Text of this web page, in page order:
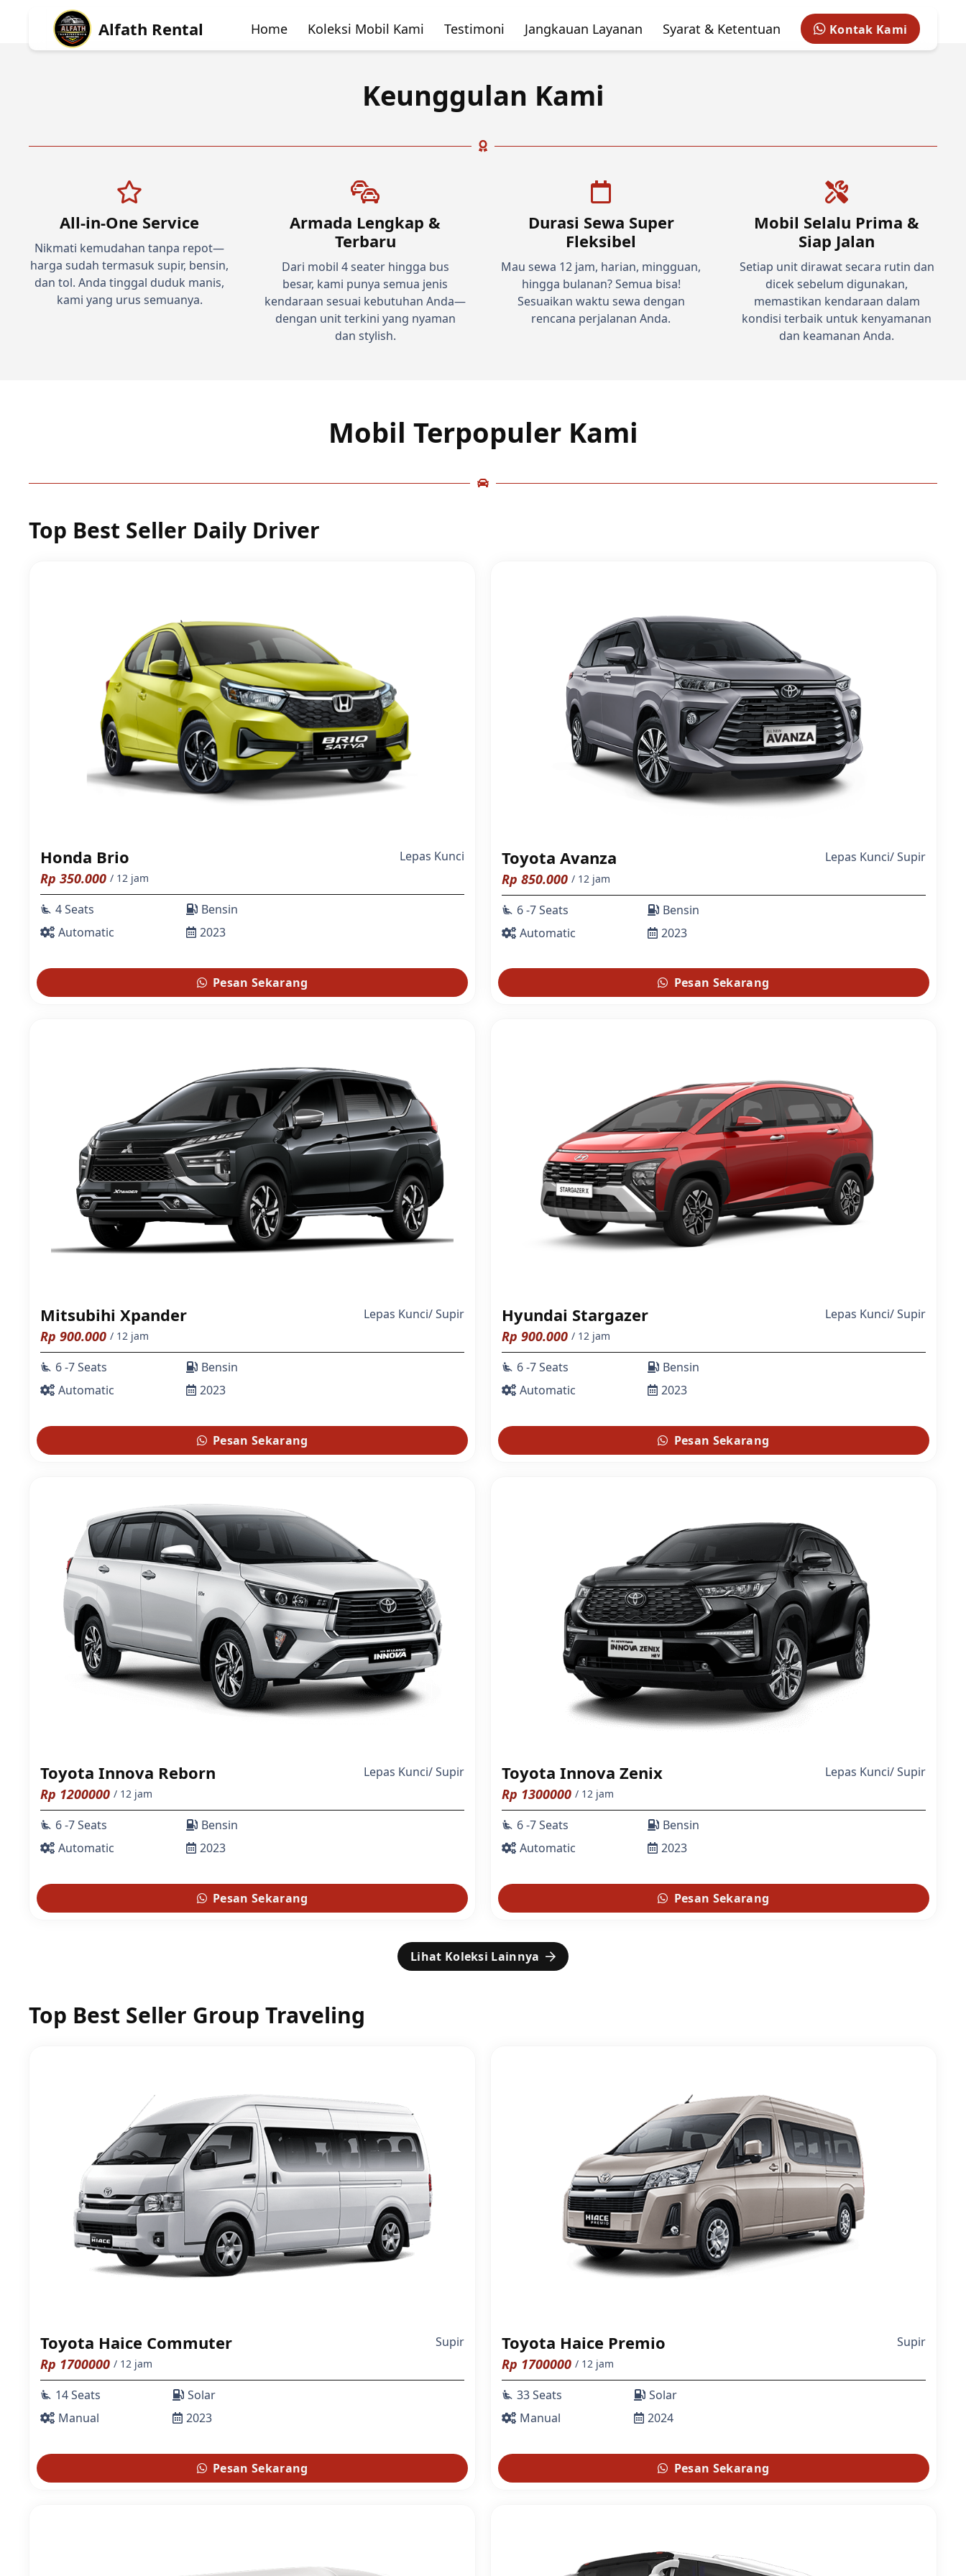
Alfath Rental Home Koleksi Mobil Kami Testimoni Jangkauan Layanan Syarat & Ketentuan Kontak Kami
Keunggulan Kami
All-in-One Service
Nikmati kemudahan tanpa repot—
harga sudah termasuk supir, bensin,
dan tol. Anda tinggal duduk manis,
kami yang urus semuanya.
Armada Lengkap &
Terbaru
Dari mobil 4 seater hingga bus
besar, kami punya semua jenis
kendaraan sesuai kebutuhan Anda—
dengan unit terkini yang nyaman
dan stylish.
Durasi Sewa Super
Fleksibel
Mau sewa 12 jam, harian, mingguan,
hingga bulanan? Semua bisa!
Sesuaikan waktu sewa dengan
rencana perjalanan Anda.
Mobil Selalu Prima &
Siap Jalan
Setiap unit dirawat secara rutin dan
dicek sebelum digunakan,
memastikan kendaraan dalam
kondisi terbaik untuk kenyamanan
dan keamanan Anda.
Mobil Terpopuler Kami
Top Best Seller Daily Driver
Honda Brio Lepas Kunci
Rp 350.000 / 12 jam
airline_seat_recline_extra 4 Seats
Automatic
Bensin
2023
Pesan Sekarang
Toyota Avanza Lepas Kunci/Supir
Rp 850.000 / 12 jam
airline_seat_recline_extra 6 -7 Seats
Automatic
Bensin
2023
Pesan Sekarang
Mitsubihi Xpander Lepas Kunci/Supir
Rp 900.000 / 12 jam
airline_seat_recline_extra 6 -7 Seats
Automatic
Bensin
2023
Pesan Sekarang
Hyundai Stargazer Lepas Kunci/Supir
Rp 900.000 / 12 jam
airline_seat_recline_extra 6 -7 Seats
Automatic
Bensin
2023
Pesan Sekarang
Toyota Innova Reborn Lepas Kunci/Supir
Rp 1200000 / 12 jam
airline_seat_recline_extra 6 -7 Seats
Automatic
Bensin
2023
Pesan Sekarang
Toyota Innova Zenix Lepas Kunci/Supir
Rp 1300000 / 12 jam
airline_seat_recline_extra 6 -7 Seats
Automatic
Bensin
2023
Pesan Sekarang
Lihat Koleksi Lainnya
Top Best Seller Group Traveling
Toyota Haice Commuter Supir
Rp 1700000 / 12 jam
airline_seat_recline_extra 14 Seats
Manual
Solar
2023
Pesan Sekarang
Toyota Haice Premio Supir
Rp 1700000 / 12 jam
airline_seat_recline_extra 33 Seats
Manual
Solar
2024
Pesan Sekarang